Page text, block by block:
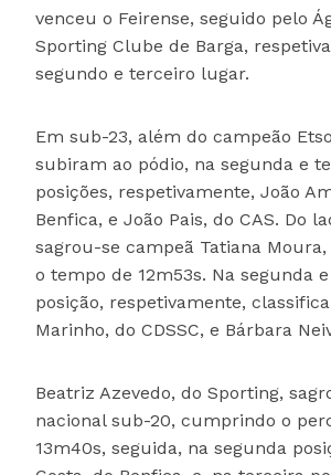
venceu o Feirense, seguido pelo
Sporting Clube de Barga,
segundo e terceiro lugar.
Em sub-23, além do campeão
subiram ao pódio, na segunda e
posições, respetivamente, João
Benfica, e João Pais, do CAS. Do
sagrou-se campeã Tatiana Moura,
o tempo de 12m53s. Na segunda
posição, respetivamente,
Marinho, do CDSSC, e Bárbara
Beatriz Azevedo, do Sporting,
nacional sub-20, cumprindo o
13m40s, seguida, na segunda